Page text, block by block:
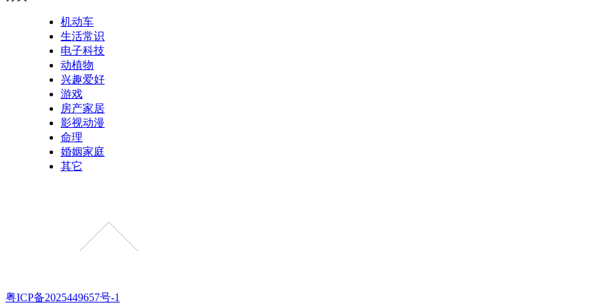
机动车
生活常识
电子科技
动植物
兴趣爱好
游戏
房产家居
影视动漫
命理
婚姻家庭
其它
粤ICP备2025449657号-1